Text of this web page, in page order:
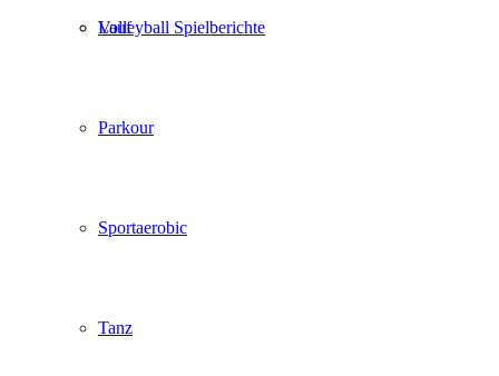
Lauf
Parkour
Sportaerobic
Tanz
Volleyball Spielberichte